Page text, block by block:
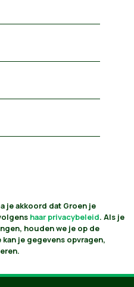
je akkoord dat Groen je
haar privacybeleid. Als je
houden we je op de
je gegevens opvragen,